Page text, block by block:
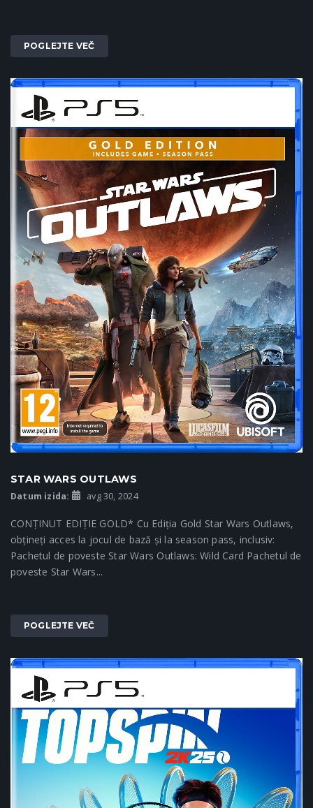
POGLEJTE VEČ
STAR WARS OUTLAWS
Datum izida: avg 30, 2024
CONȚINUT EDIȚIE GOLD* Cu Ediția Gold Star Wars Outlaws,
obțineți acces la jocul de bază și la season pass, inclusiv:
Pachetul de poveste Star Wars Outlaws: Wild Card Pachetul de
poveste Star Wars...
POGLEJTE VEČ